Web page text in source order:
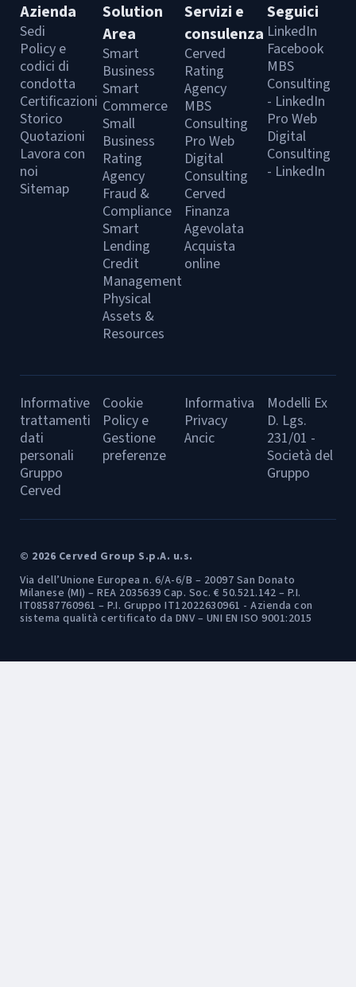
Azienda
Sedi
Policy e
codici di
condotta
Certificazioni
Storico
Quotazioni
Lavora con
noi
Sitemap
Solution
Area
Smart
Business
Smart
Commerce
Small
Business
Rating
Agency
Fraud &
Compliance
Smart
Lending
Credit
Management
Physical
Assets &
Resources
Servizi e
consulenza
Cerved
Rating
Agency
MBS
Consulting
Pro Web
Digital
Consulting
Cerved
Finanza
Agevolata
Acquista
online
Seguici
LinkedIn
Facebook
MBS
Consulting
- LinkedIn
Pro Web
Digital
Consulting
- LinkedIn
Informative
trattamenti
dati
personali
Gruppo
Cerved
Cookie
Policy e
Gestione
preferenze
Informativa
Privacy
Ancic
Modelli Ex
D. Lgs.
231/01 -
Società del
Gruppo
© 2026 Cerved Group S.p.A. u.s.
Via dell’Unione Europea n. 6/A-6/B – 20097 San Donato
Milanese (MI) – REA 2035639 Cap. Soc. € 50.521.142 – P.I.
IT08587760961 – P.I. Gruppo IT12022630961 - Azienda con
sistema qualità certificato da DNV – UNI EN ISO 9001:2015